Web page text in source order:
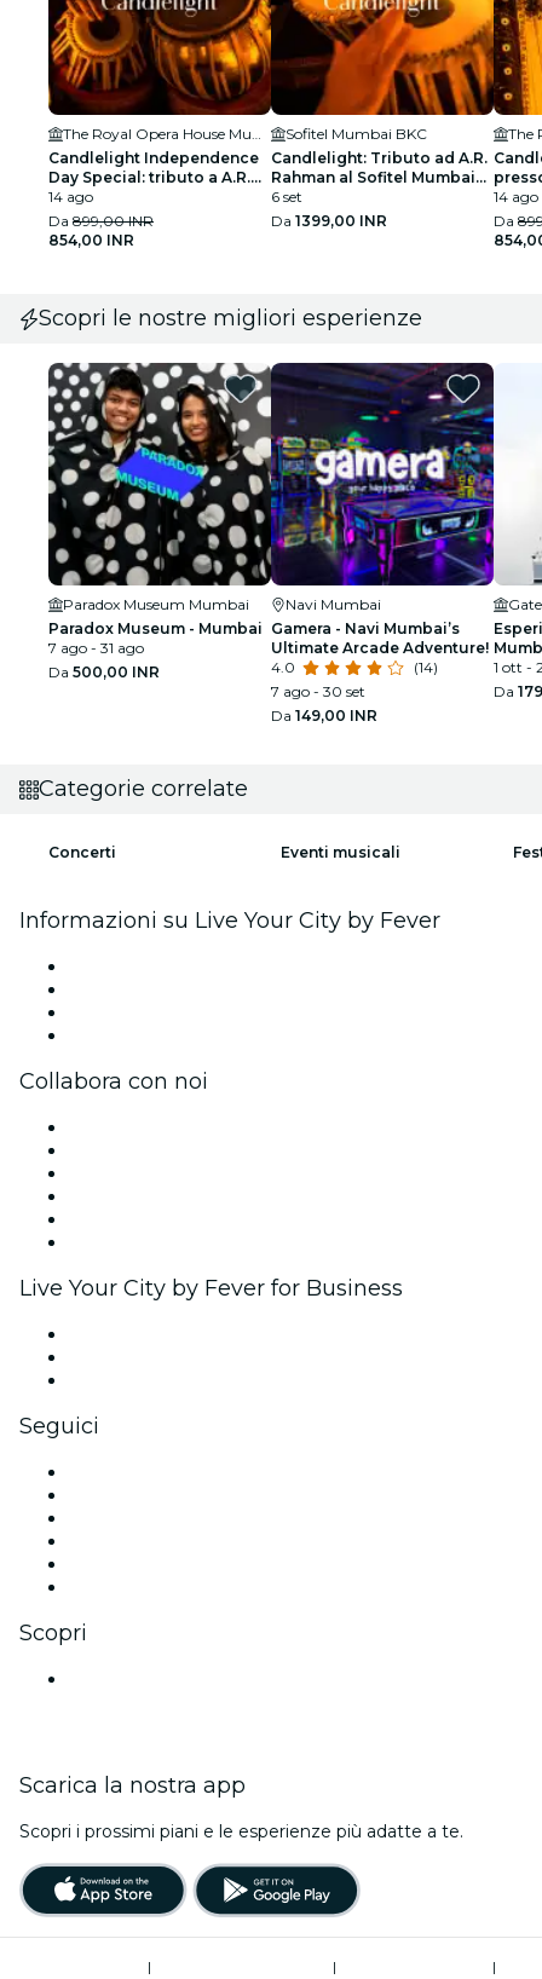
The Royal Opera House Mumbai
Candlelight Independence
Day Special: tributo a A.R.
Rahman al Royal Opera
House
14 ago
Da 899,00 INR
854,00 INR
Sofitel Mumbai BKC
Candlelight: Tributo ad A.R.
Rahman al Sofitel Mumbai
BKC
6 set
Da 1399,00 INR
14 ago
Da
Scopri le nostre migliori esperienze
Paradox Museum Mumbai
Paradox Museum - Mumbai
7 ago - 31 ago
Da 500,00 INR
Navi Mumbai
Gamera - Navi Mumbai’s
Ultimate Arcade Adventure!
4.0
(14)
7 ago - 30 set
Da 149,00 INR
1 ott -
Da
Categorie correlate
Concerti Eventi musicali
Informazioni su Live Your City by Fever
Collabora con noi
Live Your City by Fever for Business
Seguici
Scopri
Scarica la nostra app
Scopri i prossimi piani e le esperienze più adatte a te.
| |
|